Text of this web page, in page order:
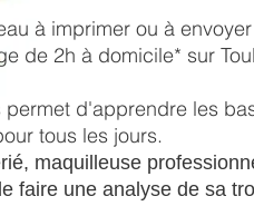
à imprimer ou à
de 2h à domicile* sur
permet d'apprendre les
tous les jours.
maquilleuse
faire une analyse de sa